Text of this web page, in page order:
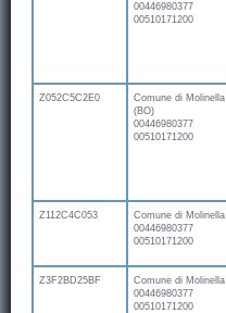
00446980377
00510171200
Z052C5C2E0
Comune di Molinella
(BO)
00446980377
00510171200
Z112C4C053
Comune di Molinella
00446980377
00510171200
Z3F2BD25BF
Comune di Molinella
00446980377
00510171200